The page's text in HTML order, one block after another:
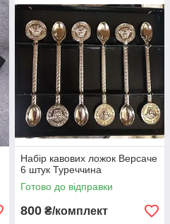
Набір кавових ложок Версаче
6 штук Туреччина
Готово до відправки
800 ₴/комплект